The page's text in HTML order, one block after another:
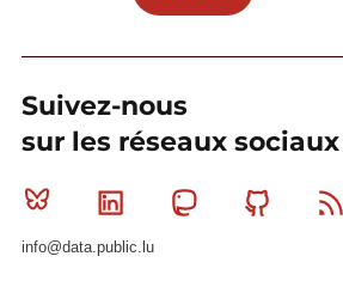
Suivez-nous
sur les réseaux sociaux
Bluesky Linkedin MastodonGithub
info@data.public.lu